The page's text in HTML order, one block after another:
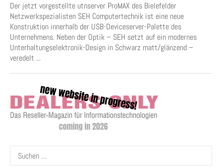
Der jetzt vorgestellte utnserver ProMAX des Bielefelder
Netzwerkspezialisten SEH Computertechnik ist eine neue
Konstruktion innerhalb der USB-Deviceserver-Palette des
Unternehmens. Neben der Optik – SEH setzt auf ein modernes
Unterhaltungselektronik-Design in Schwarz matt/glänzend –
veredelt ...
Suchen
nach: